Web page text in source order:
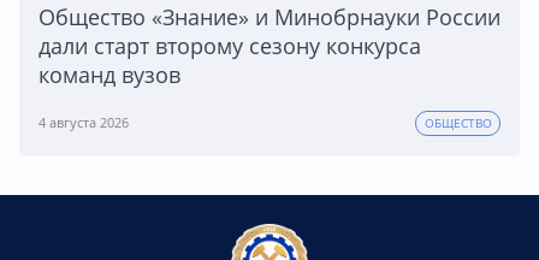
Общество «Знание» и Минобрнауки России
дали старт второму сезону конкурса
команд вузов
4 августа 2026 ОБЩЕСТВО